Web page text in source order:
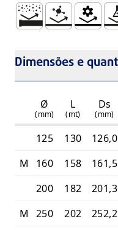
Águas PluviaisUso Enterrado
Baixa
Dimensões e
Ø
(mm)
L
(mt)
Ds
(mm)
125 130 126,0
M
160 158 161,5
200
182 201,3
M
250 202 252,2